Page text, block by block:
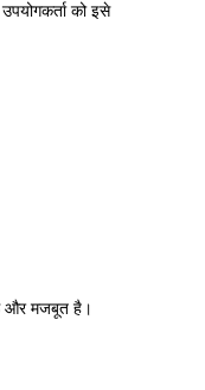
को इसे
और मजबूत है।